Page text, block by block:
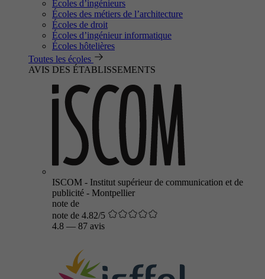
Écoles d’ingénieurs
Écoles des métiers de l’architecture
Écoles de droit
Écoles d’ingénieur informatique
Écoles hôtelières
Toutes les écoles
AVIS DES ÉTABLISSEMENTS
ISCOM - Institut supérieur de communication et de
publicité - Montpellier
note de
note de 4.82/5
4.8 — 87 avis